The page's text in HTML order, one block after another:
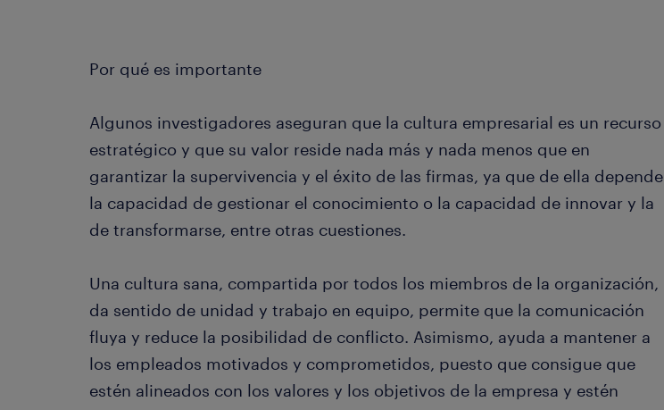
Por qué es importante
Algunos investigadores aseguran que la cultura empresarial es un recurso
estratégico y que su valor reside nada más y nada menos que en
garantizar la supervivencia y el éxito de las firmas, ya que de ella depende
la capacidad de gestionar el conocimiento o la capacidad de innovar y la
de transformarse, entre otras cuestiones.
Una cultura sana, compartida por todos los miembros de la organización,
da sentido de unidad y trabajo en equipo, permite que la comunicación
fluya y reduce la posibilidad de conflicto. Asimismo, ayuda a mantener a
los empleados motivados y comprometidos, puesto que consigue que
estén alineados con los valores y los objetivos de la empresa y estén